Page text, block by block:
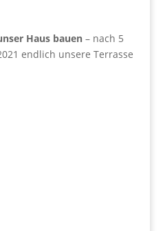
Haus bauen – nach 5
endlich unsere Terrasse